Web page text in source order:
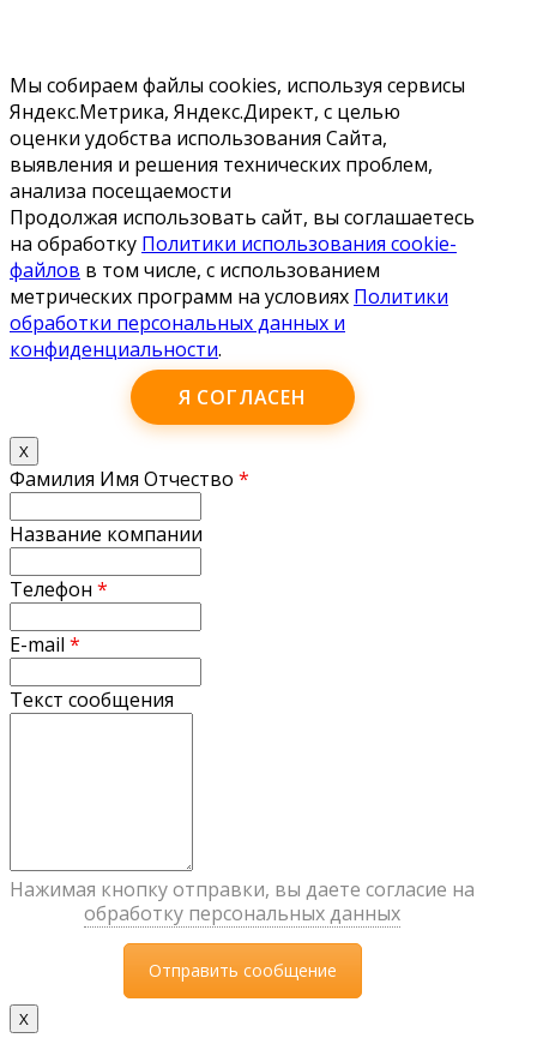
Мы собираем файлы cookies, используя сервисы
Яндекс.Метрика, Яндекс.Директ, с целью
оценки удобства использования Сайта,
выявления и решения технических проблем,
анализа посещаемости
Продолжая использовать сайт, вы соглашаетесь
на обработку Политики использования cookie-
файлов в том числе, с использованием
метрических программ на условиях Политики
обработки персональных данных и
конфиденциальности.
Я СОГЛАСЕН
X
Фамилия Имя Отчество *
Название компании
Телефон *
E-mail *
Текст сообщения
Нажимая кнопку отправки, вы даете согласие на
обработку персональных данных
X